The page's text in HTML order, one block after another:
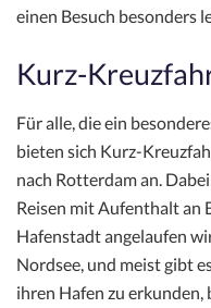
einen Besuch besonders
Kurz-
Für alle, die ein
bieten sich Kurz-
nach Rotterdam an.
Reisen mit Aufenthalt an
Hafenstadt angelaufen
Nordsee, und meist gibt
ihren Hafen zu erkunden,